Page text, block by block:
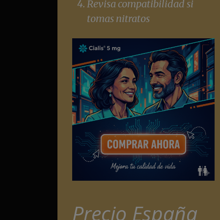
Revisa compatibilidad si
tomas nitratos
Precio España